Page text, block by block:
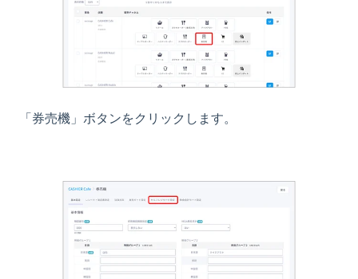
「券売機」ボタンをクリックします。